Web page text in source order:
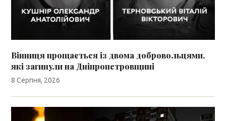
Вінниця прощається із двома добровольцями,
які загинули на Дніпропетровщині
8 Серпня, 2026